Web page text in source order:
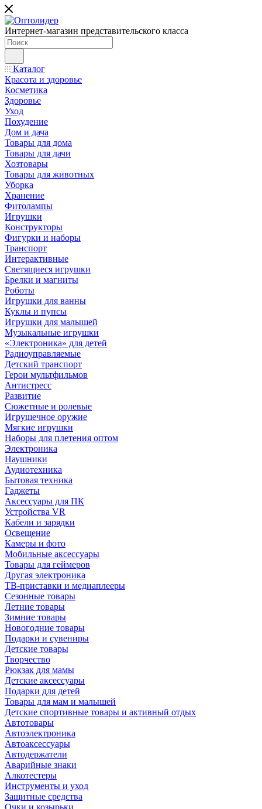
Интернет-магазин представительского класса
Каталог
Красота и здоровье
Косметика
Здоровье
Уход
Похудение
Дом и дача
Товары для дома
Товары для дачи
Хозтовары
Товары для животных
Уборка
Хранение
Фитолампы
Игрушки
Конструкторы
Фигурки и наборы
Транспорт
Интерактивные
Светящиеся игрушки
Брелки и магниты
Роботы
Игрушки для ванны
Куклы и пупсы
Игрушки для малышей
Музыкальные игрушки
«Электроника» для детей
Радиоуправляемые
Детский транспорт
Герои мультфильмов
Антистресс
Развитие
Сюжетные и ролевые
Игрушечное оружие
Мягкие игрушки
Наборы для плетения оптом
Электроника
Наушники
Аудиотехника
Бытовая техника
Гаджеты
Аксессуары для ПК
Устройства VR
Кабели и зарядки
Освещение
Камеры и фото
Мобильные аксессуары
Товары для геймеров
Другая электроника
ТВ-приставки и медиаплееры
Сезонные товары
Летние товары
Зимние товары
Новогодние товары
Подарки и сувениры
Детские товары
Творчество
Рюкзак для мамы
Детские аксессуары
Подарки для детей
Товары для мам и малышей
Детские спортивные товары и активный отдых
Автотовары
Автоэлектроника
Автоаксессуары
Автодержатели
Аварийные знаки
Алкотестеры
Инструменты и уход
Защитные средства
Очки и козырьки